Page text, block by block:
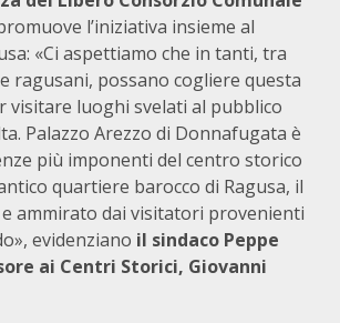
l’iniziativa insieme al
«Ci aspettiamo che in tanti, tra
ragusani, possano cogliere questa
luoghi svelati al pubblico
Palazzo Arezzo di Donnafugata è
più imponenti del centro storico
quartiere barocco di Ragusa, il
ammirato dai visitatori provenienti
evidenziano il sindaco Peppe
ai Centri Storici, Giovanni